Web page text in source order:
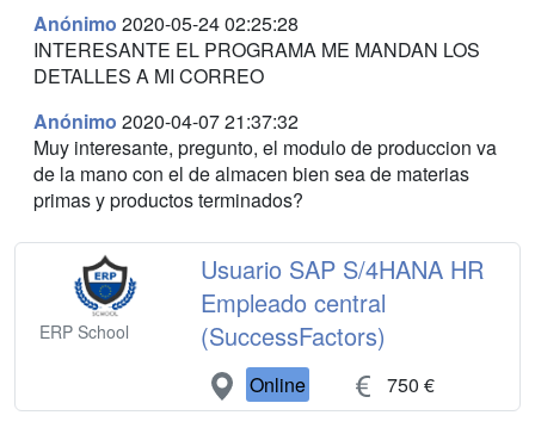
Anónimo 2020-05-24 02:25:28
INTERESANTE EL PROGRAMA ME MANDAN LOS
DETALLES A MI CORREO
Anónimo 2020-04-07 21:37:32
Muy interesante, pregunto, el modulo de produccion va
de la mano con el de almacen bien sea de materias
primas y productos terminados?
ERP School
Usuario SAP S/4HANA HR
Empleado central
(SuccessFactors)
Online 750 €